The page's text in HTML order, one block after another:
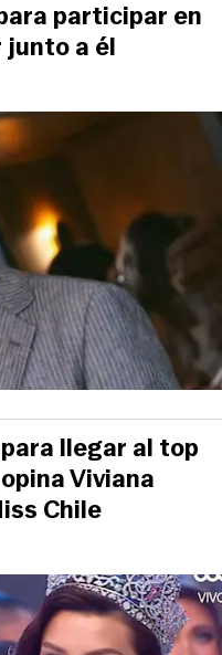
participar en
junto a él
llegar al top
Viviana
Chile